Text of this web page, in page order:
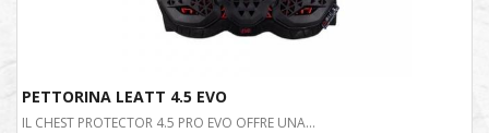
PETTORINA LEATT 4.5 EVO
IL CHEST PROTECTOR 4.5 PRO EVO OFFRE UNA...